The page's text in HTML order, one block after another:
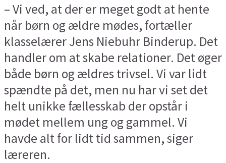
– Vi ved, at der er meget godt at hente
når børn og ældre mødes, fortæller
klasselærer Jens Niebuhr Binderup. Det
handler om at skabe relationer. Det øger
både børn og ældres trivsel. Vi var lidt
spændte på det, men nu har vi set det
helt unikke fællesskab der opstår i
mødet mellem ung og gammel. Vi
havde alt for lidt tid sammen, siger
læreren.